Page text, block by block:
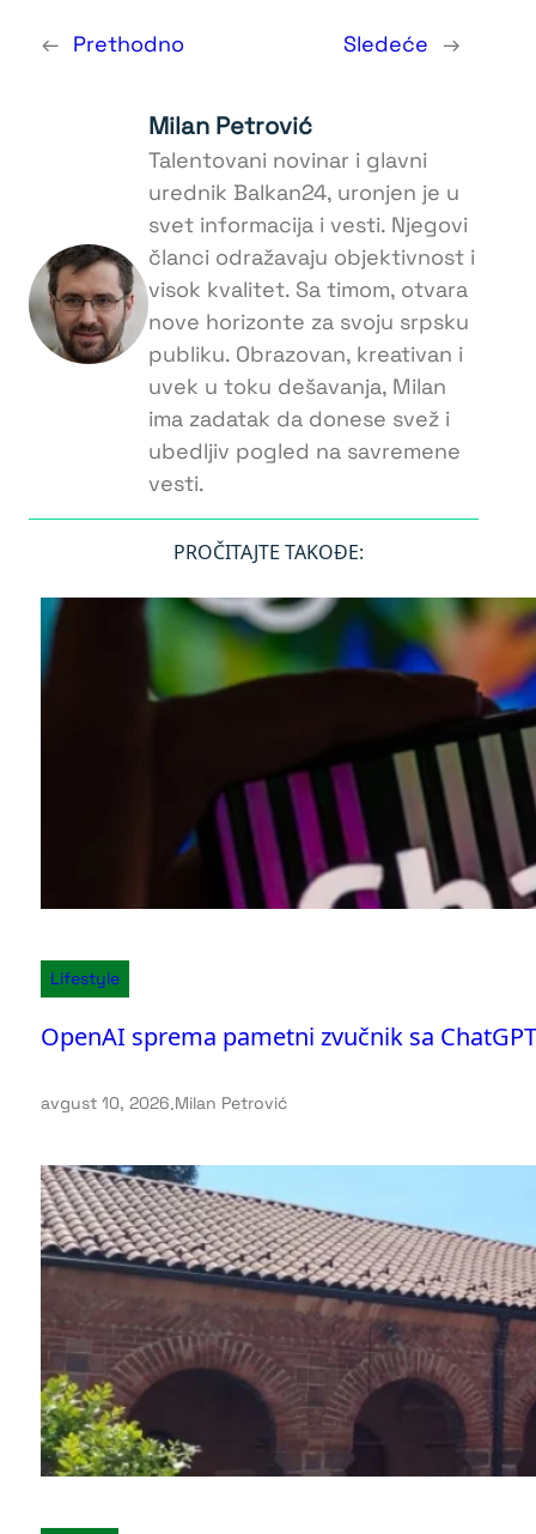
← Prethodno Sledeće →
Milan Petrović
Talentovani novinar i glavni
urednik Balkan24, uronjen je u
svet informacija i vesti. Njegovi
članci odražavaju objektivnost i
visok kvalitet. Sa timom, otvara
nove horizonte za svoju srpsku
publiku. Obrazovan, kreativan i
uvek u toku dešavanja, Milan
ima zadatak da donese svež i
ubedljiv pogled na savremene
vesti.
PROČITAJTE TAKOĐE:
Lifestyle
OpenAI sprema pametni zvučnik sa
avgust 10, 2026.Milan Petrović